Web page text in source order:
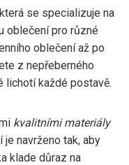
se specializuje na
oblečení pro různé
oblečení až po
z nepřeberného
lichotí každé postavě.
kvalitními materiály
je navrženo tak, aby
klade důraz na